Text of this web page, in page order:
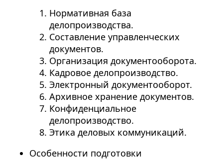
Нормативная база
делопроизводства.
Составление управленческих
документов.
Организация документооборота.
Кадровое делопроизводство.
Электронный документооборот.
Архивное хранение документов.
Конфиденциальное
делопроизводство.
Этика деловых коммуникаций.
Особенности подготовки